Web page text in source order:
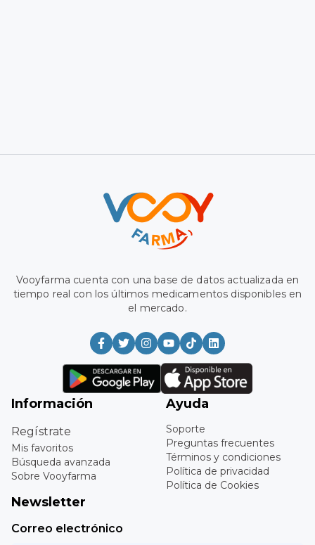
Vooyfarma cuenta con una base de datos actualizada en
tiempo real con los últimos medicamentos disponibles en
el mercado.
Información
Regístrate
Mis favoritos
Búsqueda avanzada
Sobre Vooyfarma
Ayuda
Soporte
Preguntas frecuentes
Términos y condiciones
Política de privacidad
Política de Cookies
Newsletter
Correo electrónico